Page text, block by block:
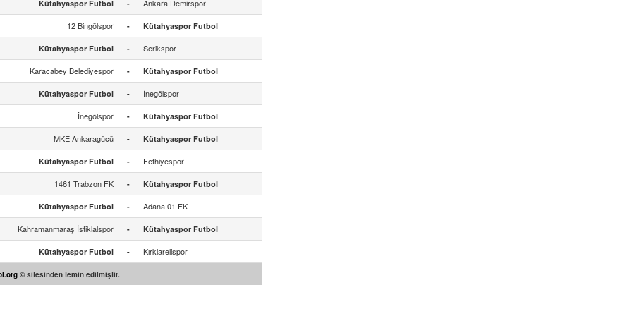
Kütahyaspor Futbol -
Ankara Demirspor
12 Bingölspor
- Kütahyaspor Futbol
Kütahyaspor Futbol -
Serikspor
Karacabey Belediyespor
- Kütahyaspor Futbol
Kütahyaspor Futbol -
İnegölspor
İnegölspor
- Kütahyaspor Futbol
MKE Ankaragücü - Kütahyaspor Futbol
Kütahyaspor Futbol -
Fethiyespor
1461 Trabzon FK
- Kütahyaspor Futbol
Kütahyaspor Futbol -
Adana 01 FK
Kahramanmaraş İstiklalspor
- Kütahyaspor Futbol
Kütahyaspor Futbol - Kırklarelispor
© sitesinden temin edilmiştir.